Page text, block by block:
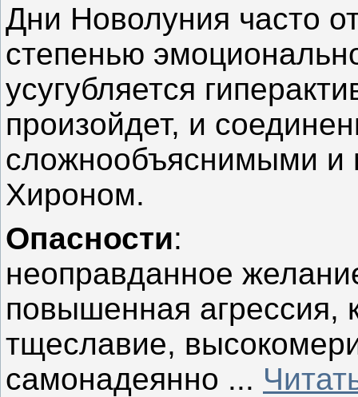
Дни Новолуния часто
степенью
усугубляется
произойдет, и
сложнообъяснимыми и
Хироном.
Опасности:
неоправданное
повышенная агрессия,
тщеславие,
самонадеянно ...